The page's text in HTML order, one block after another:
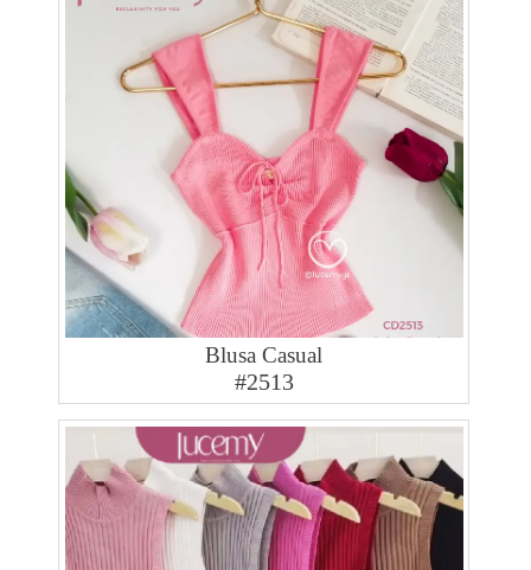
Blusa Casual
#2513